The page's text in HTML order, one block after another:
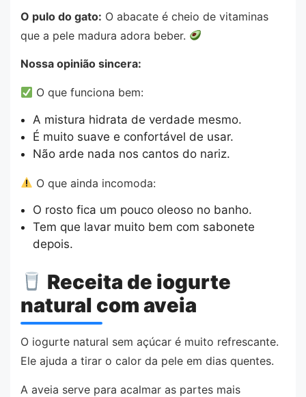
O pulo do gato: O abacate é cheio de vitaminas
que a pele madura adora beber.
Nossa opinião sincera:
O que funciona bem:
A mistura hidrata de verdade mesmo.
É muito suave e confortável de usar.
Não arde nada nos cantos do nariz.
O que ainda incomoda:
O rosto fica um pouco oleoso no banho.
Tem que lavar muito bem com sabonete
depois.
Receita de iogurte
natural com aveia
O iogurte natural sem açúcar é muito refrescante.
Ele ajuda a tirar o calor da pele em dias quentes.
A aveia serve para acalmar as partes mais